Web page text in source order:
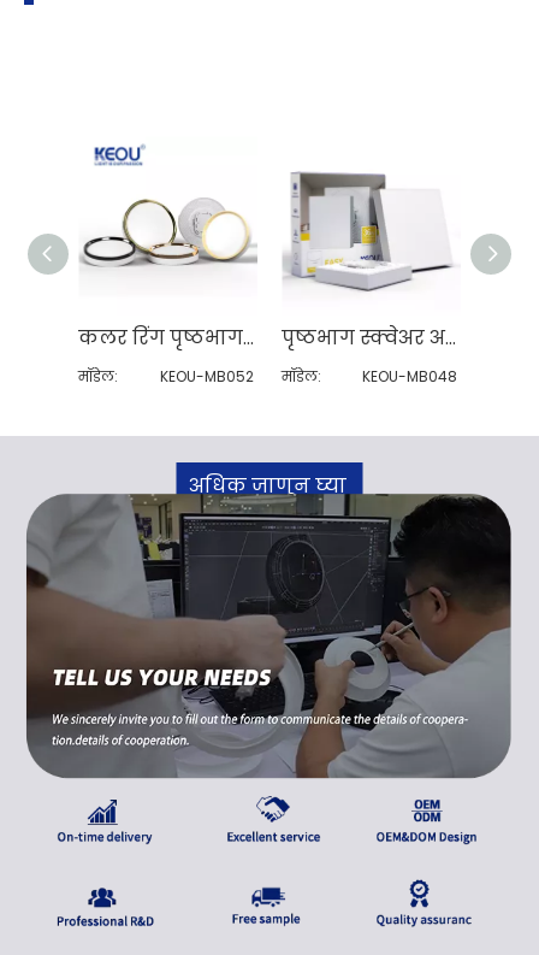
अधिक जाणून घ्या
कलर रिंग पृष्ठभाग माउंट केलेले पॅनेल लाइट
मॉडेल: KEOU-MB052
पृष्ठभाग स्क्वेअर अरुंद काठ पॅनेल प्रकाश
मॉडेल: KEOU-MB048